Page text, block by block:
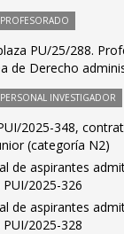
PU/25/288.
de Derecho
INVESTIGADOR
2025-348,
(categoría N2)
de aspirantes
2025-326
de aspirantes
2025-328